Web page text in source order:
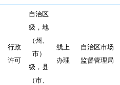
行政
许可
自治区
级，地
（州、
市）
级，县
（市、
线上
办理
自治区市场
监督管理局